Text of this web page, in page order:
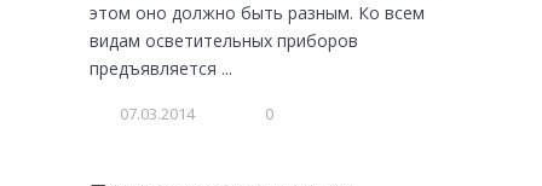
этом оно должно быть разным. Ко всем
видам осветительных приборов
предъявляется ...
07.03.2014 0